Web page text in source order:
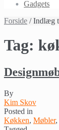
Gadgets
Forside / Indlæg
Tag:
By
Kim Skov
Posted in
Køkken, Møbler,